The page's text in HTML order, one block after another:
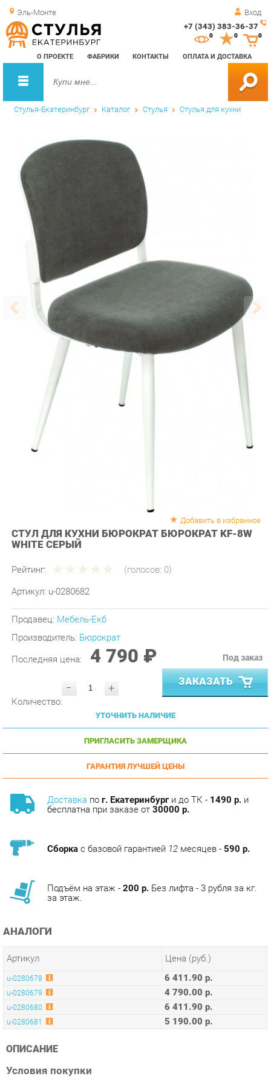
Эль-Монте Вход
+7 (343) 383-36-37
О ПРОЕКТЕ ФАБРИКИ КОНТАКТЫ ОПЛАТА И ДОСТАВКА
0 0
Стулья-Екатеринбург Каталог Стулья Стулья для кухни
СТУЛ ДЛЯ КУХНИ БЮРОКРАТ БЮРОКРАТ KF-8W
Рейтинг:
Артикул: u-0280682
Продавец:Мебель-Екб
Производитель:Бюрократ
Последняя цена: 4 790 ₽
- +
ЗАКАЗАТЬ
УТОЧНИТЬ НАЛИЧИЕ
ПРИГЛАСИТЬ ЗАМЕРЩИКА
пог. Екатеринбурги до ТК -
бесплатна при заказе от30000 р.
Сборкас базовой гарантией12месяцев -
Подъём на этаж -200 р.Без лифта - 3 рубля за кг.
АНАЛОГИ
u-0280679 4 790.00 р.
6 411.90 р.
u-0280681 5 190.00 р.
ОПИСАНИЕ
Условия покупки
Профессиональные фото, подробная информация о
покупки Стул для кухни Бюрократ KF-8W white Серый из
категории Стулья для кухни от производителя Бюрократ на